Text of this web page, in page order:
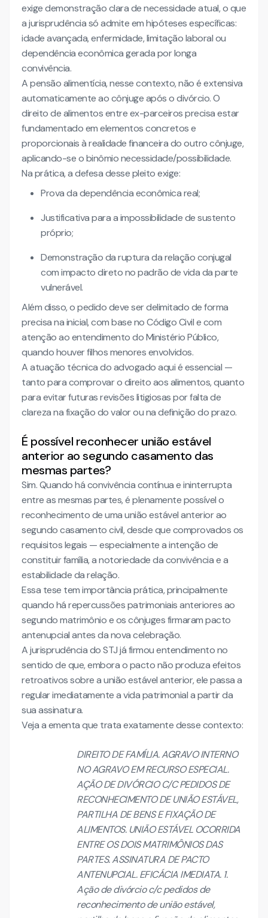
exige demonstração clara de necessidade atual, o que
a jurisprudência só admite em hipóteses específicas:
idade avançada, enfermidade, limitação laboral ou
dependência econômica gerada por longa
convivência.
A pensão alimentícia, nesse contexto, não é extensiva
automaticamente ao cônjuge após o divórcio. O
direito de alimentos entre ex-parceiros precisa estar
fundamentado em elementos concretos e
proporcionais à realidade financeira do outro cônjuge,
aplicando-se o binômio necessidade/possibilidade.
Na prática, a defesa desse pleito exige:
Prova da dependência econômica real;
Justificativa para a impossibilidade de sustento
próprio;
Demonstração da ruptura da relação conjugal
com impacto direto no padrão de vida da parte
vulnerável.
Além disso, o pedido deve ser delimitado de forma
precisa na inicial, com base no Código Civil e com
atenção ao entendimento do Ministério Público,
quando houver filhos menores envolvidos.
A atuação técnica do advogado aqui é essencial —
tanto para comprovar o direito aos alimentos, quanto
para evitar futuras revisões litigiosas por falta de
clareza na fixação do valor ou na definição do prazo.
É possível reconhecer união estável
anterior ao segundo casamento das
mesmas partes?
Sim. Quando há convivência contínua e ininterrupta
entre as mesmas partes, é plenamente possível o
reconhecimento de uma união estável anterior ao
segundo casamento civil, desde que comprovados os
requisitos legais — especialmente a intenção de
constituir família, a notoriedade da convivência e a
estabilidade da relação.
Essa tese tem importância prática, principalmente
quando há repercussões patrimoniais anteriores ao
segundo matrimônio e os cônjuges firmaram pacto
antenupcial antes da nova celebração.
A jurisprudência do STJ já firmou entendimento no
sentido de que, embora o pacto não produza efeitos
retroativos sobre a união estável anterior, ele passa a
regular imediatamente a vida patrimonial a partir da
sua assinatura.
Veja a ementa que trata exatamente desse contexto:
DIREITO DE FAMÍLIA. AGRAVO INTERNO
NO AGRAVO EM RECURSO ESPECIAL.
AÇÃO DE DIVÓRCIO C/C PEDIDOS DE
RECONHECIMENTO DE UNIÃO ESTÁVEL,
PARTILHA DE BENS E FIXAÇÃO DE
ALIMENTOS. UNIÃO ESTÁVEL OCORRIDA
ENTRE OS DOIS MATRIMÔNIOS DAS
PARTES. ASSINATURA DE PACTO
ANTENUPCIAL. EFICÁCIA IMEDIATA. 1.
Ação de divórcio c/c pedidos de
reconhecimento de união estável,